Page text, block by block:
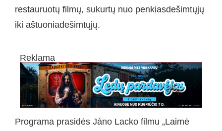
restauruotų filmų, sukurtų nuo penkiasdešimtųjų
iki aštuoniadešimtųjų.
Reklama
Programa prasidės Jáno Lacko filmu „Laimė